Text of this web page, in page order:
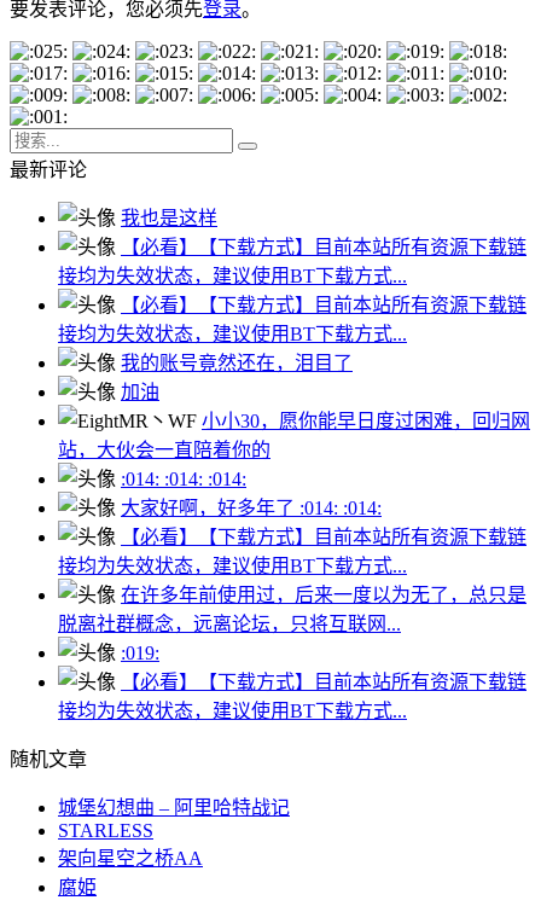
要发表评论，您必须先登录。
最新评论
我也是这样
【必看】【下载方式】目前本站所有资源下载链
接均为失效状态，建议使用BT下载方式...
【必看】【下载方式】目前本站所有资源下载链
接均为失效状态，建议使用BT下载方式...
我的账号竟然还在，泪目了
加油
小小30，愿你能早日度过困难，回归网
站，大伙会一直陪着你的
:014: :014: :014:
大家好啊，好多年了 :014: :014:
【必看】【下载方式】目前本站所有资源下载链
接均为失效状态，建议使用BT下载方式...
在许多年前使用过，后来一度以为无了，总只是
脱离社群概念，远离论坛，只将互联网...
:019:
【必看】【下载方式】目前本站所有资源下载链
接均为失效状态，建议使用BT下载方式...
随机文章
城堡幻想曲 – 阿里哈特战记
STARLESS
架向星空之桥AA
腐姫